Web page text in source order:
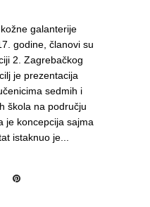
galanterije
godine, članovi su
2. Zagrebačkog
je prezentacija
sedmih i
škola na području
je koncepcija sajma
istaknuo je...